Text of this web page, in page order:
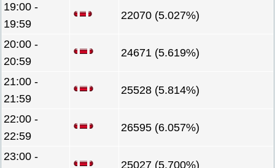
19:00 -
19:59
22070 (5.027%)
20:00 -
20:59
24671 (5.619%)
21:00 -
21:59
25528 (5.814%)
22:00 -
22:59
26595 (6.057%)
23:00 -
25027 (5.700%)